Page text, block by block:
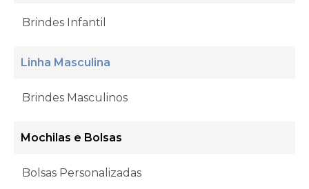
Brindes Infantil
Linha Masculina
Brindes Masculinos
Mochilas e Bolsas
Bolsas Personalizadas